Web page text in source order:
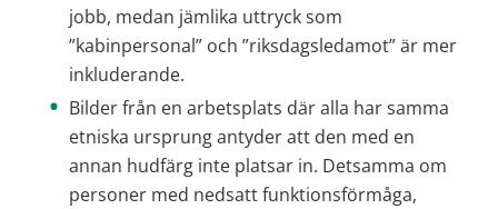
jobb, medan jämlika uttryck som
”kabinpersonal” och ”riksdagsledamot” är mer
inkluderande.
Bilder från en arbetsplats där alla har samma
etniska ursprung antyder att den med en
annan hudfärg inte platsar in. Detsamma om
personer med nedsatt funktionsförmåga,